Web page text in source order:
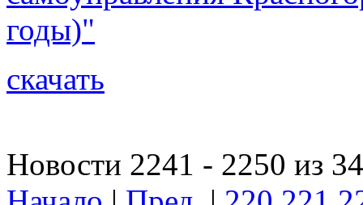
годы)"
скачать
Новости 2241 - 2250 из